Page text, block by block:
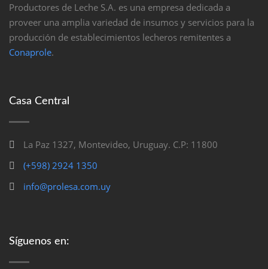
Productores de Leche S.A. es una empresa dedicada a
proveer una amplia variedad de insumos y servicios para la
producción de establecimientos lecheros remitentes a
Conaprole.
Casa Central
La Paz 1327, Montevideo, Uruguay. C.P: 11800
(+598) 2924 1350
info@prolesa.com.uy
Síguenos en: